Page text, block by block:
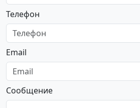
Телефон
Email
Сообщение